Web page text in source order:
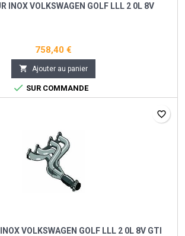
INOX VOLKSWAGEN GOLF LLL 2 0L 8V
758,40 €
 Ajouter au panier
 SUR COMMANDE
VOLKSWAGEN GOLF LLL 2 0L 8V GTI
favorite_border